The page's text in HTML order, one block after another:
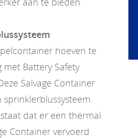
hoeven te
Battery Safety
Salvage Container
dat er een thermal
Container vervoerd